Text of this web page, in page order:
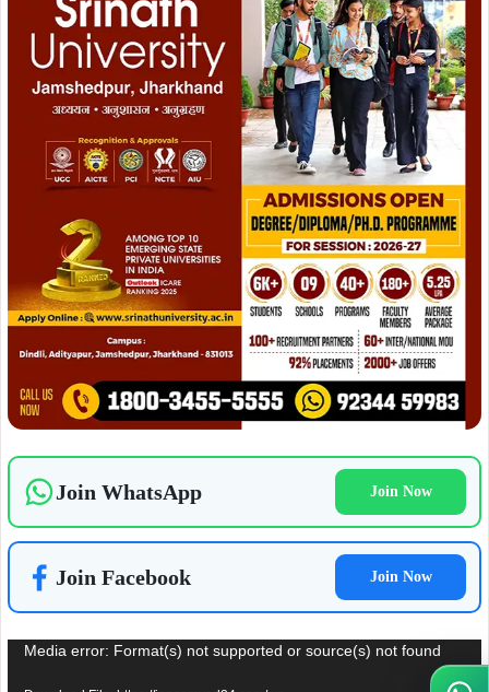
Join WhatsApp Join Now
Join Facebook Join Now
Video
Media error: Format(s) not supported or source(s) not found